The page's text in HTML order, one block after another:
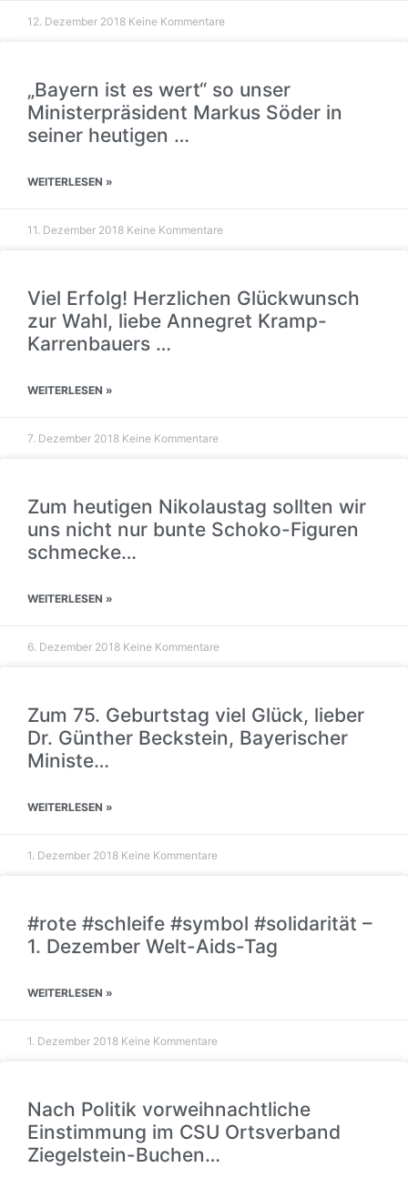
12. Dezember 2018 Keine Kommentare
„Bayern ist es wert“ so unser
Ministerpräsident Markus Söder in
seiner heutigen …
WEITERLESEN »
11. Dezember 2018 Keine Kommentare
Viel Erfolg! Herzlichen Glückwunsch
zur Wahl, liebe Annegret Kramp-
Karrenbauers …
WEITERLESEN »
7. Dezember 2018 Keine Kommentare
Zum heutigen Nikolaustag sollten wir
uns nicht nur bunte Schoko-Figuren
schmecke…
WEITERLESEN »
6. Dezember 2018 Keine Kommentare
Zum 75. Geburtstag viel Glück, lieber
Dr. Günther Beckstein, Bayerischer
Ministe…
WEITERLESEN »
1. Dezember 2018 Keine Kommentare
#rote #schleife #symbol #solidarität –
1. Dezember Welt-Aids-Tag
WEITERLESEN »
1. Dezember 2018 Keine Kommentare
Nach Politik vorweihnachtliche
Einstimmung im CSU Ortsverband
Ziegelstein-Buchen…